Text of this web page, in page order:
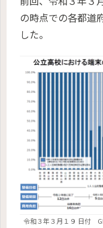
の時点での各都道
した。
令和３年３月１９ 日付